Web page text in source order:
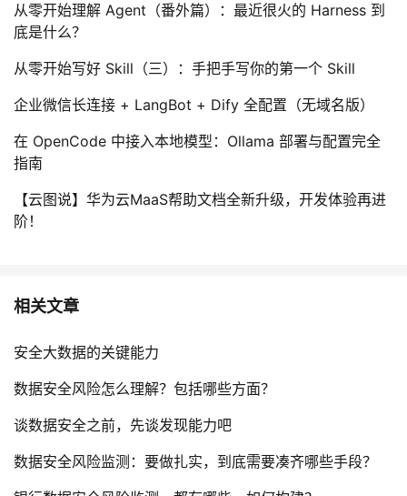
从零开始理解 Agent（番外篇）：最近很火的 Harness 到
底是什么？
从零开始写好 Skill（三）：手把手写你的第一个 Skill
企业微信长连接 + LangBot + Dify 全配置（无域名版）
在 OpenCode 中接入本地模型：Ollama 部署与配置完全
指南
【云图说】华为云MaaS帮助文档全新升级，开发体验再进
阶！
相关文章
安全大数据的关键能力
数据安全风险怎么理解？包括哪些方面？
谈数据安全之前，先谈发现能力吧
数据安全风险监测：要做扎实，到底需要凑齐哪些手段？